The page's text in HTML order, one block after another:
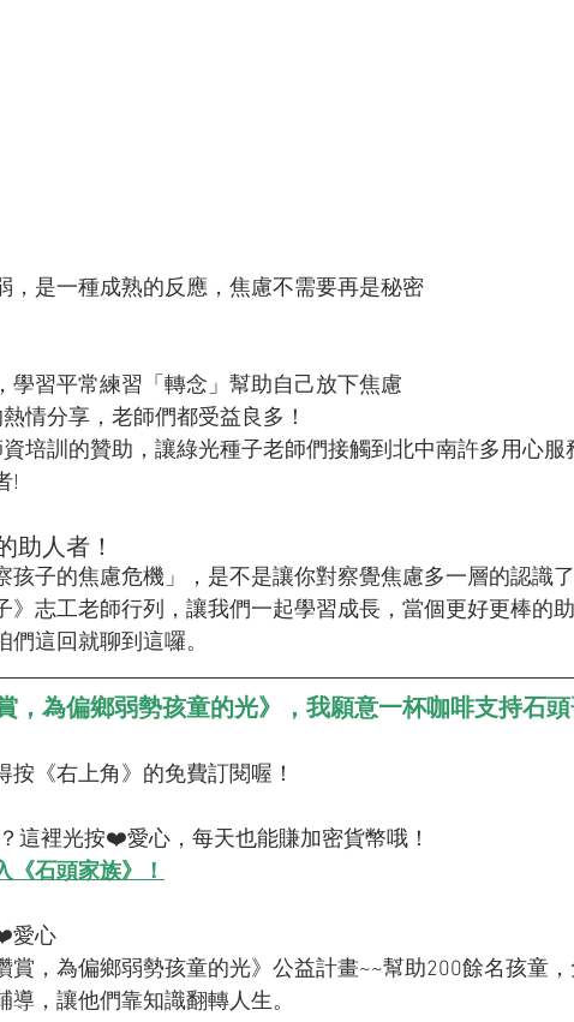
，是一種成熟的反應，焦慮不需要再是秘密
學習平常練習「轉念」幫助自己放下焦慮
情分享，老師們都受益良多！
培訓的贊助，讓綠光種子老師們接觸到北中南許多用心服
!
助人者！
孩子的焦慮危機」，是不是讓你對察覺焦慮多一層的認識
》志工老師行列，讓我們一起學習成長，當個更好更棒的
這回就聊到這囉。
，為偏鄉弱勢孩童的光》，我願意一杯咖啡支持石
《右上角》的免費訂閱喔！
這裡光按❤️愛心，每天也能賺加密貨幣哦！
《石頭家族》！
愛心
，為偏鄉弱勢孩童的光》公益計畫~~幫助200餘名孩童
，讓他們靠知識翻轉人生。